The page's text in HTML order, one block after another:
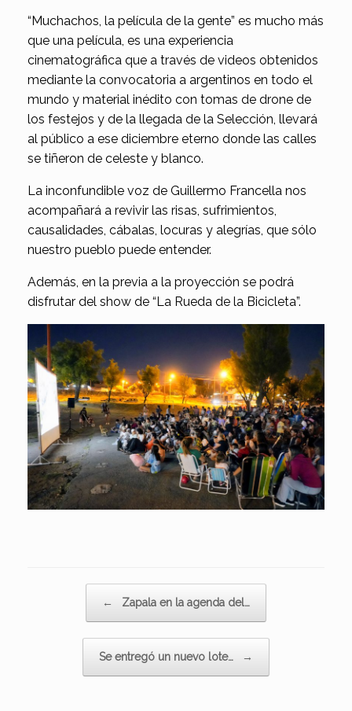
“Muchachos, la película de la gente” es mucho más
que una película, es una experiencia
cinematográfica que a través de videos obtenidos
mediante la convocatoria a argentinos en todo el
mundo y material inédito con tomas de drone de
los festejos y de la llegada de la Selección, llevará
al público a ese diciembre eterno donde las calles
se tiñeron de celeste y blanco.
La inconfundible voz de Guillermo Francella nos
acompañará a revivir las risas, sufrimientos,
causalidades, cábalas, locuras y alegrías, que sólo
nuestro pueblo puede entender.
Además, en la previa a la proyección se podrá
disfrutar del show de “La Rueda de la Bicicleta”.
← Zapala en la agenda del…
Se entregó un nuevo lote… →